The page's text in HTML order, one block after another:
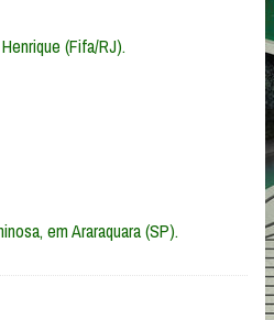
(Fifa/RJ).
em Araraquara (SP).